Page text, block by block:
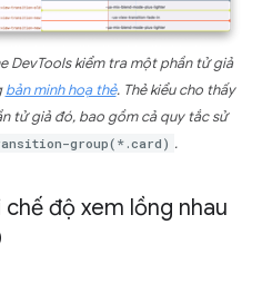
DevTools kiểm tra một phần tử giả
bản minh hoạ thẻ. Thẻ kiểu cho thấy
tử giả đó, bao gồm cả quy tắc sử
group(*.card) .
độ xem lồng nhau